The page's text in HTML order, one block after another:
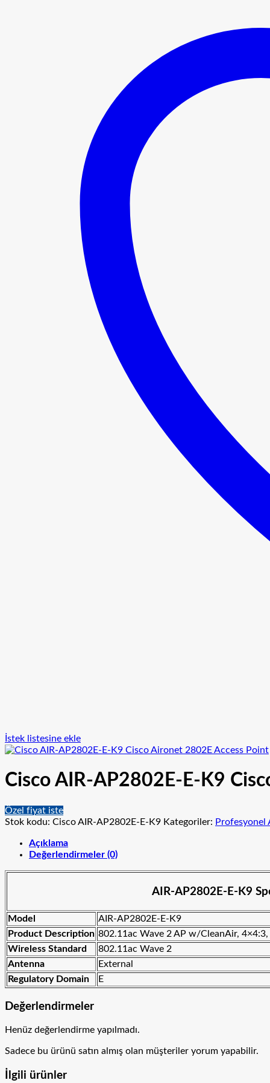
İstek listesine ekle
Cisco AIR-AP2802E-E-K9
Özel fiyat iste
Stok kodu: Cisco AIR-AP2802E-E-K9 Kategoriler: Profesyonel
Açıklama
Değerlendirmeler (0)
AIR-AP2802E-E-K9
Model
AIR-AP2802E-E-K9
Product Description 802.11ac Wave 2 AP w/CleanAir,
Wireless Standard
802.11ac Wave 2
Antenna
External
Regulatory Domain
E
Değerlendirmeler
Henüz değerlendirme yapılmadı.
Sadece bu ürünü satın almış olan müşteriler yorum yapabilir.
İlgili ürünler